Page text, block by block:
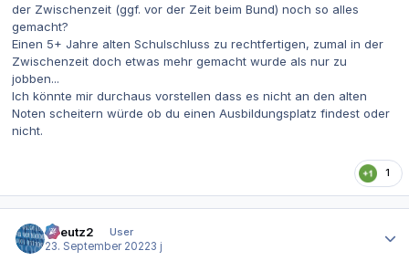
der Zwischenzeit (ggf. vor der Zeit beim Bund) noch so alles
gemacht?
Einen 5+ Jahre alten Schulschluss zu rechtfertigen, zumal in der
Zwischenzeit doch etwas mehr gemacht wurde als nur zu
jobben...
Ich könnte mir durchaus vorstellen dass es nicht an den alten
Noten scheitern würde ob du einen Ausbildungsplatz findest oder
nicht.
1
tkreutz2
User
23. September 20223 j